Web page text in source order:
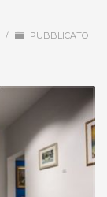
/
PUBBLICATO